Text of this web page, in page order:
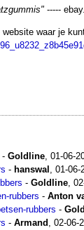
-----
waar je
- Goldline, 01-06-
- hanswal , 01-06-
- Goldline,
rubbers - Anton
rubbers -
- Armand , 02-06-